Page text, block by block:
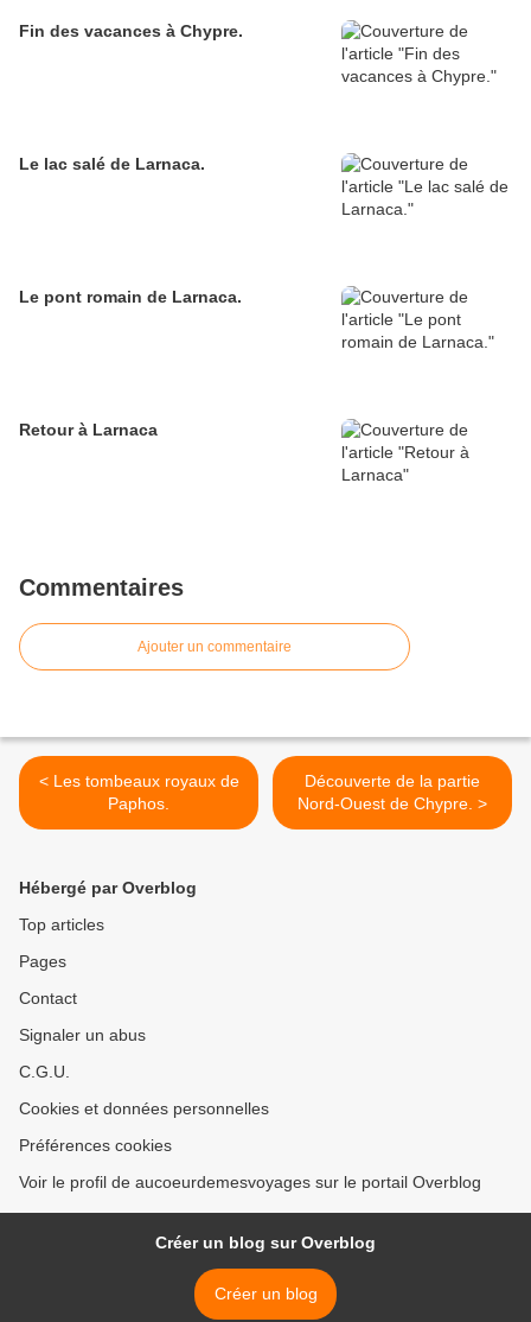
Fin des vacances à Chypre.
Le lac salé de Larnaca.
Le pont romain de Larnaca.
Retour à Larnaca
Commentaires
Ajouter un commentaire
< Les tombeaux royaux de
Paphos.
Découverte de la partie
Nord-Ouest de Chypre. >
Hébergé par Overblog
Top articles
Pages
Contact
Signaler un abus
C.G.U.
Cookies et données personnelles
Préférences cookies
Voir le profil de aucoeurdemesvoyages sur le portail Overblog
Créer un blog sur Overblog
Créer un blog